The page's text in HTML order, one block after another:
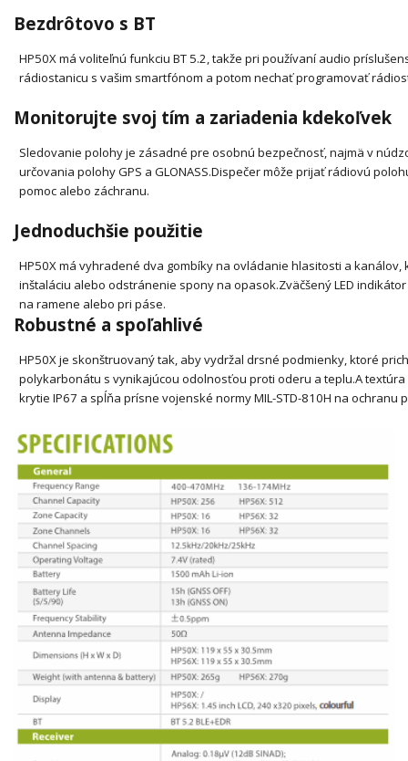
Bezdrôtovo s BT
HP50X má voliteľnú funkciu BT 5.2, takže pri používaní audio
rádiostanicu s vašim smartfónom a potom nechať programovať
Monitorujte svoj tím a zariadenia kdekoľvek
Sledovanie polohy je zásadné pre osobnú bezpečnosť, najmä v
určovania polohy GPS a GLONASS.Dispečer môže prijať rádiovú
pomoc alebo záchranu.
Jednoduchšie použitie
HP50X má vyhradené dva gombíky na ovládanie hlasitosti a
inštaláciu alebo odstránenie spony na opasok.Zväčšený LED
na ramene alebo pri páse.
Robustné a spoľahlivé
HP50X je skonštruovaný tak, aby vydržal drsné podmienky, ktoré
polykarbonátu s vynikajúcou odolnosťou proti oderu a teplu.A
krytie IP67 a spĺňa prísne vojenské normy MIL-STD-810H na